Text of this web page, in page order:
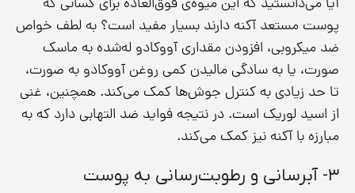
پوست مستعد آکنه دارند بسیار مفید است؟ به لطف خواص
ضد میکروبی، افزودن مقداری آووکادو له‌شده به ماسک
صورت، یا به سادگی مالیدن کمی روغن آووکادو به صورت،
تا حد زیادی به کنترل جوش‌ها کمک می‌کند. همچنین، غنی
از اسید لوریک است. در نتیجه فواید ضد التهابی دارد که به
مبارزه با آکنه نیز کمک می‌کند.
۳- آبرسانی و رطوبت‌رسانی به پوست